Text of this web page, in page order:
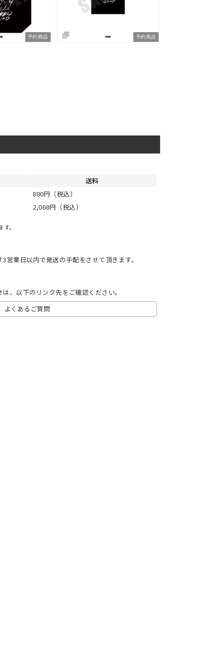
予約商品 予約商品
送料
880円（税込）
2,068円（税込）
。
営業日以内で発送の手配をさせて頂きます。
、以下のリンク先をご確認ください。
よくあるご質問